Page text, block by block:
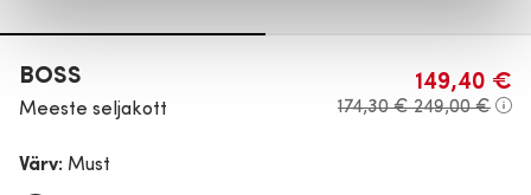
BOSS
Meeste seljakott
149,40 €
174,30 €249,00 €
Värv: Must